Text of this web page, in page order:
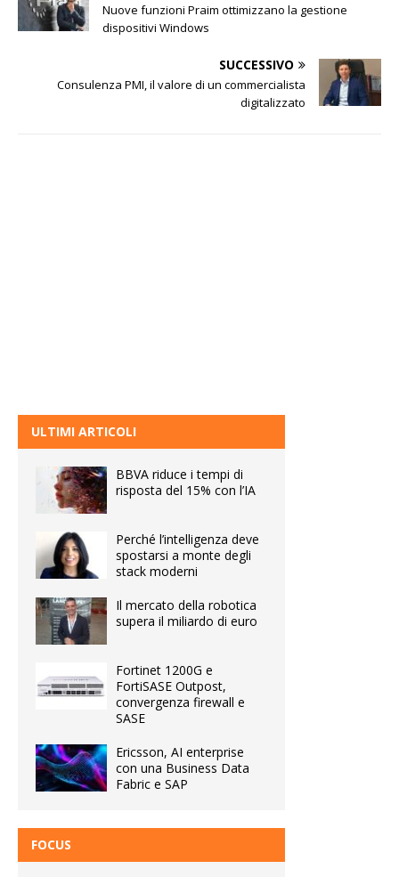
Nuove funzioni Praim ottimizzano la gestione
dispositivi Windows
SUCCESSIVO
Consulenza PMI, il valore di un commercialista
digitalizzato
ULTIMI ARTICOLI
BBVA riduce i tempi di
risposta del 15% con l’IA
Perché l’intelligenza deve
spostarsi a monte degli
stack moderni
Il mercato della robotica
supera il miliardo di euro
Fortinet 1200G e
FortiSASE Outpost,
convergenza firewall e
SASE
Ericsson, AI enterprise
con una Business Data
Fabric e SAP
FOCUS